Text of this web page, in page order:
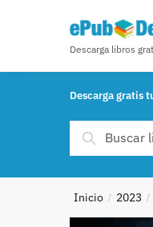
Descarga libros
Descarga gratis
Buscar por:
Buscar
Inicio / 2023 /